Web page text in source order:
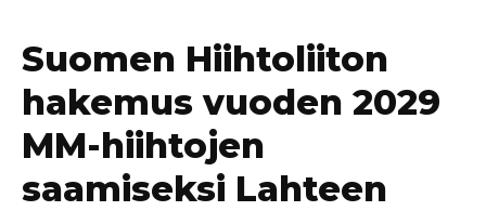
Suomen Hiihtoliiton
hakemus vuoden 2029
MM-hiihtojen
saamiseksi Lahteen